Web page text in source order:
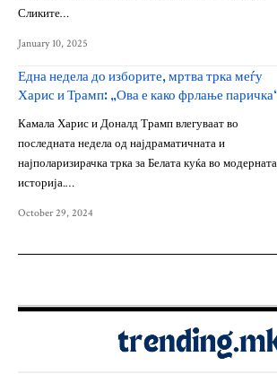
Сликите…
January 10, 2025
Една недела до изборите, мртва трка меѓу
Харис и Трамп: „Ова е како фрлање
Камала Харис и Доналд Трамп влегуваат во
последната недела од најдраматичната и
најполаризирачка трка за Белата куќа во модерната
историја.…
October 29, 2024